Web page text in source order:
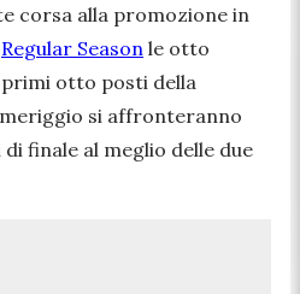
corsa alla promozione in
Regular Season le otto
otto posti della
si affronteranno
finale al meglio delle due